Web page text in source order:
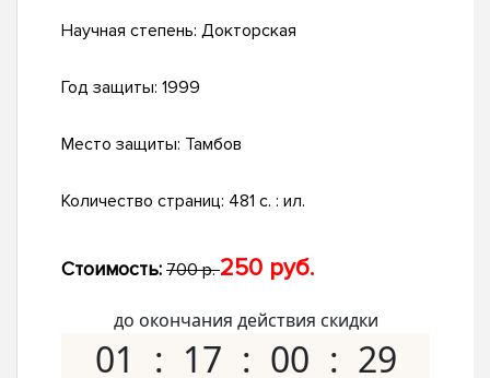
Научная степень: Докторская
Год защиты: 1999
Место защиты: Тамбов
Количество страниц: 481 с. : ил.
Стоимость: 700 р.250 руб.
до окончания действия скидки
01 17 00 29